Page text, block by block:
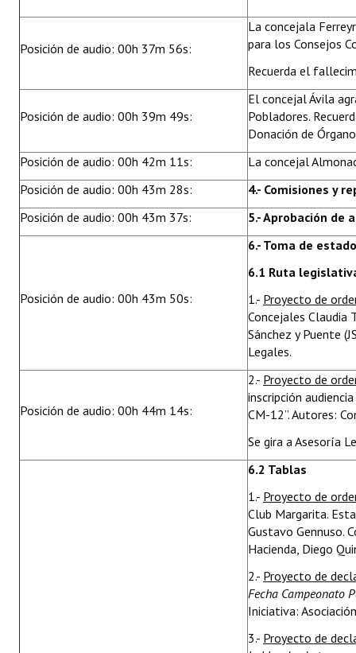
Posición de audio: 00h 37m 56s:
La concejala
para los Consejos
Recuerda el
Posición de audio: 00h 39m 49s:
El concejal Ávila
Pobladores.
Donación de
Posición de audio: 00h 42m 11s:
La concejal
Posición de audio: 00h 43m 28s:
4.- Comisiones y
Posición de audio: 00h 43m 37s:
5.- Aprobación de
Posición de audio: 00h 43m 50s:
6.- Toma de
6.1 Ruta
1.- Proyecto de
Concejales Claudia
Sánchez y Puente
Legales.
Posición de audio: 00h 44m 14s:
2.- Proyecto de
inscripción
CM-12”. Autores:
Se gira a Asesoría
6.2 Tablas
1.- Proyecto de
Club Margarita.
Gustavo Gennuso.
Hacienda, Diego
2.- Proyecto de
Fecha Campeonato
Iniciativa:
3.- Proyecto de